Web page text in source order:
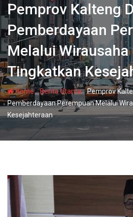
Pemprov Kalteng
Pemberdayaan
Melalui
Tingkatkan
Home-Berita Utama-Pemprov
Pemberdayaan Perempuan Melalui
Kesejahteraan